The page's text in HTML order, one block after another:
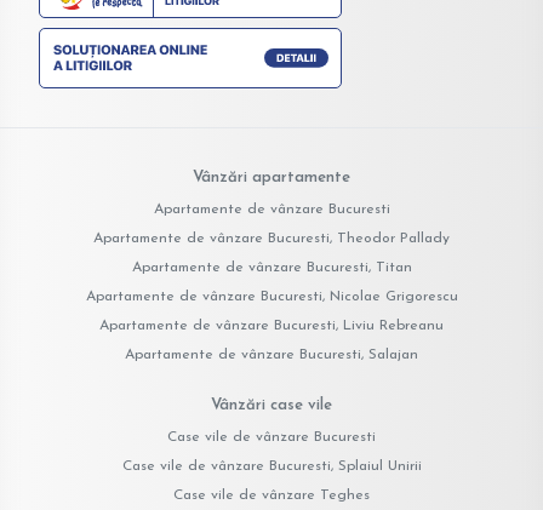
Vânzări apartamente
Apartamente de vânzare Bucuresti
Apartamente de vânzare Bucuresti, Theodor Pallady
Apartamente de vânzare Bucuresti, Titan
Apartamente de vânzare Bucuresti, Nicolae Grigorescu
Apartamente de vânzare Bucuresti, Liviu Rebreanu
Apartamente de vânzare Bucuresti, Salajan
Vânzări case vile
Case vile de vânzare Bucuresti
Case vile de vânzare Bucuresti, Splaiul Unirii
Case vile de vânzare Teghes